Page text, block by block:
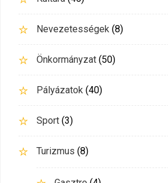
Nevezetességek (8)
Önkormányzat (50)
Pályázatok (40)
Sport (3)
Turizmus (8)